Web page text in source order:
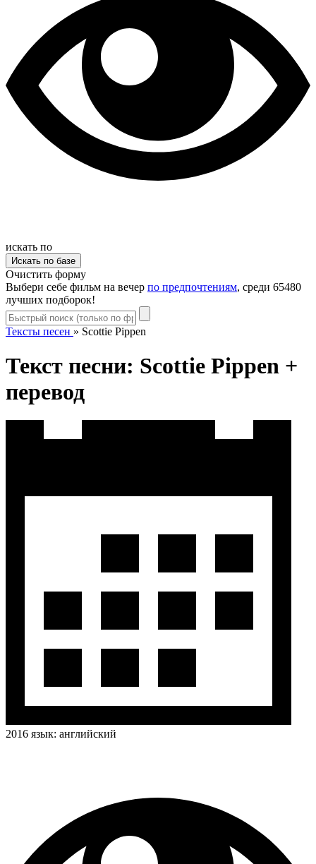
искать по
Очистить форму
Выбери себе фильм на вечер по предпочтениям, среди 65480
лучших подборок!
Тексты песен » Scottie Pippen
Текст песни: Scottie Pippen +
перевод
2016 язык: английский